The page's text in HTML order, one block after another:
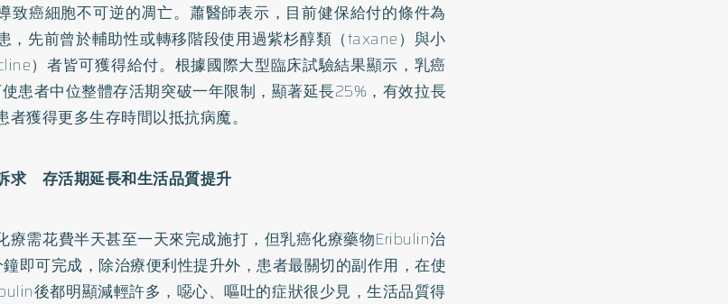
致癌細胞不可逆的凋亡。蕭醫師表示，目前健保給付的條件為
，先前曾於輔助性或轉移階段使用過紫杉醇類（taxane）與小
）者皆可獲得給付。根據國際大型臨床試驗結果顯示，乳癌
患者中位整體存活期突破一年限制，顯著延長25%，有效拉長
獲得更多生存時間以抵抗病魔。
求 存活期延長和生活品質提升
療需花費半天甚至一天來完成施打，但乳癌化療藥物Eribulin治
即可完成，除治療便利性提升外，患者最關切的副作用，在使
後都明顯減輕許多，噁心、嘔吐的症狀很少見，生活品質得